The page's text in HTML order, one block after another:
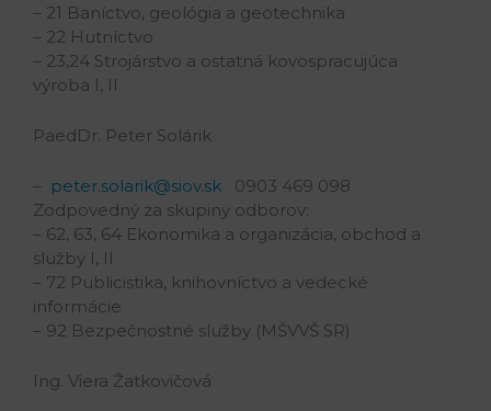
– 21 Baníctvo, geológia a geotechnika
– 22 Hutníctvo
– 23,24 Strojárstvo a ostatná kovospracujúca
výroba I, II
PaedDr. Peter Solárik
– peter.solarik@siov.sk 0903 469 098
Zodpovedný za skupiny odborov:
– 62, 63, 64 Ekonomika a organizácia, obchod a
služby I, II
– 72 Publicistika, knihovníctvo a vedecké
informácie
– 92 Bezpečnostné služby (MŠVVŠ SR)
Ing. Viera Žatkovičová